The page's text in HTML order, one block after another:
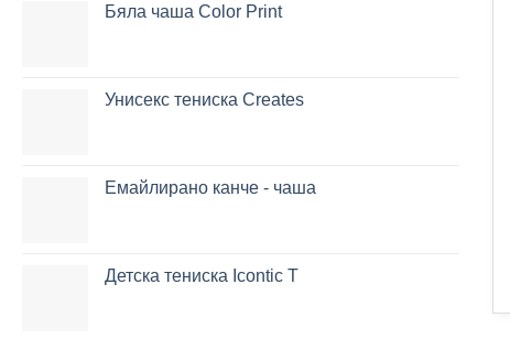
Бяла чаша Color Print
Унисекс тениска Creates
Емайлирано канче - чаша
Детска тениска Icontic T